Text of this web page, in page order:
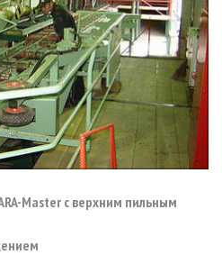
Master с верхним пильным